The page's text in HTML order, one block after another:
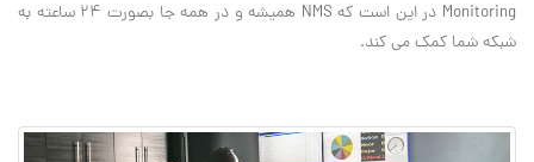
Monitoring در این است که NMS همیشه و در همه جا بصورت 24 ساعته به
شبکه شما کمک می کند.